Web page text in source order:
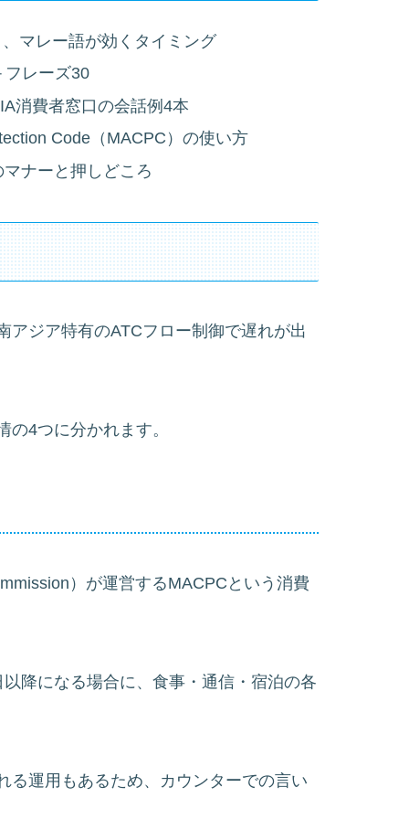
マレー語が効くタイミング
フレーズ30
消費者窓口の会話例4本
Code（MACPC）の使い方
ナーと押しどころ
アジア特有のATCフロー制御で遅れが出
4つに分かれます。
）が運営するMACPCという消費
降になる場合に、食事・通信・宿泊の各
る運用もあるため、カウンターでの言い